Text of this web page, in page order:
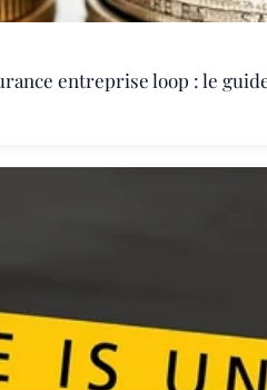
entreprise loop : le